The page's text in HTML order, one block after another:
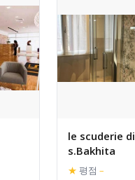
le scuderie di
s.Bakhita
★ 평점 –